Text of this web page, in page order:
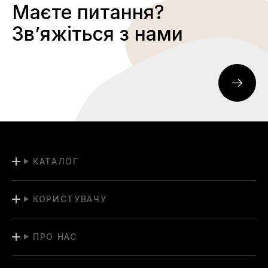
Маєте питання?
Звʼяжіться з нами
КАТАЛОГ
КОРИСТУВАЧУ
ПРО НАС